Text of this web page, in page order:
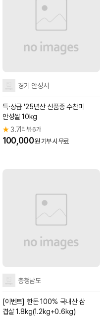
경기 안성시
특·상급 '25년산 신품종 수찬미
안성쌀 10kg
★3.7 리뷰 6개
100,000원 기부 시 무료
충청남도
[이벤트] 한돈 100% 국내산 삼
겹살 1.8kg(1.2kg+0.6kg)